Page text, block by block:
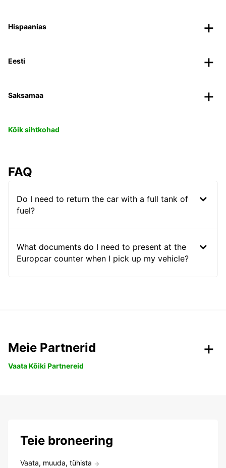
Hispaanias
Eesti
Saksamaa
Kõik sihtkohad
FAQ
Do I need to return the car with a full tank of
fuel?
What documents do I need to present at the
Europcar counter when I pick up my vehicle?
Meie Partnerid
Vaata Kõiki Partnereid
Teie broneering
Vaata, muuda, tühista